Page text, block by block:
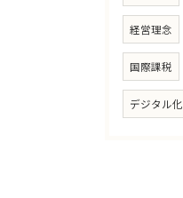
経営理念
国際課税
デジタル化